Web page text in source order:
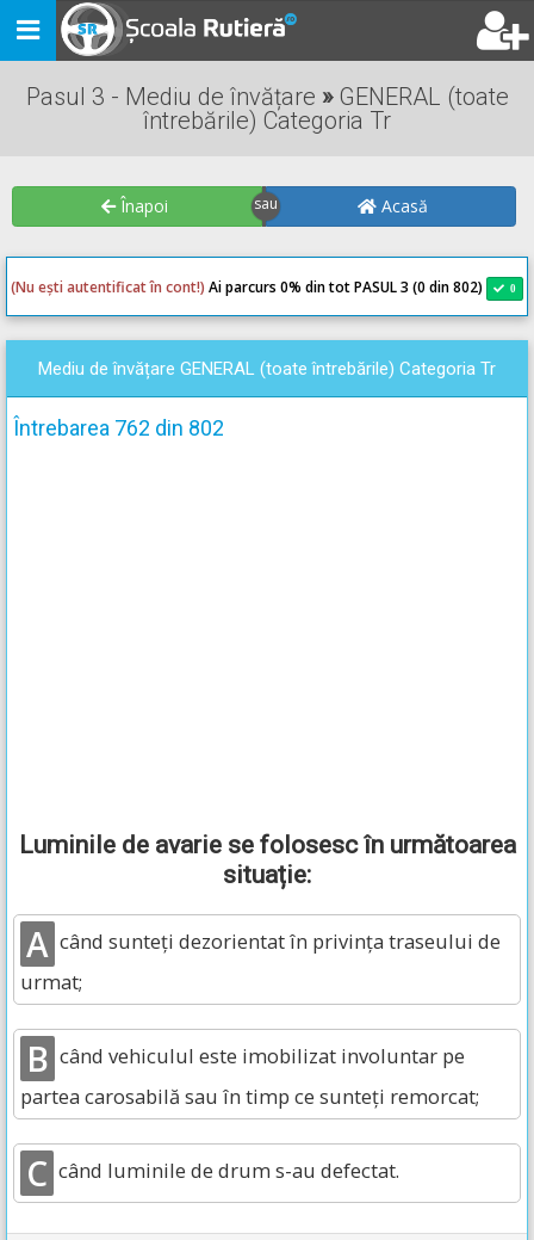
Toggle
navigation
Pasul 3 - Mediu de învățare »GENERAL (toate
întrebările) Categoria Tr
Înapoi Acasă
(Nu ești autentificat în cont!) Ai parcurs 0% din tot PASUL 3 (0 din 802) 0
Mediu de învățare GENERAL (toate întrebările) Categoria Tr
Întrebarea 762 din 802
Luminile de avarie se folosesc în următoarea
situație:
A când sunteți dezorientat în privința traseului de
urmat;
B când vehiculul este imobilizat involuntar pe
partea carosabilă sau în timp ce sunteți remorcat;
C când luminile de drum s-au defectat.